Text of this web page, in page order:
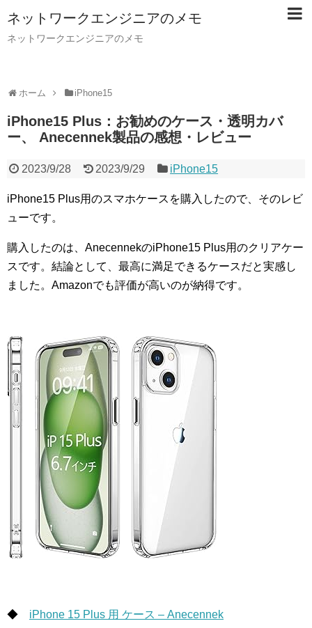
ネットワークエンジニアのメモ
ネットワークエンジニアのメモ
ホーム iPhone15
iPhone15 Plus：お勧めのケース・透明カバ
ー、 Anecennek製品の感想・レビュー
2023/9/28 2023/9/29 iPhone15
iPhone15 Plus用のスマホケースを購入したので、そのレビ
ューです。
購入したのは、AnecennekのiPhone15 Plus用のクリアケー
スです。結論として、最高に満足できるケースだと実感し
ました。Amazonでも評価が高いのが納得です。
◆ iPhone 15 Plus 用 ケース – Anecennek